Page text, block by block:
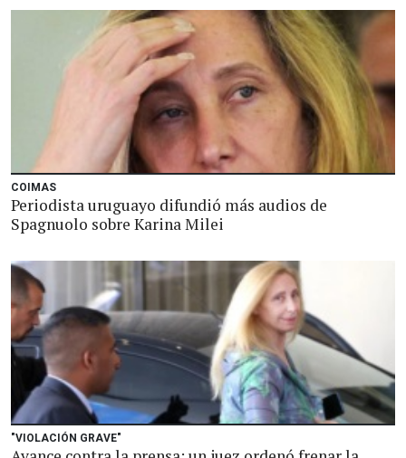
COIMAS
Periodista uruguayo difundió más audios de
Spagnuolo sobre Karina Milei
"VIOLACIÓN GRAVE"